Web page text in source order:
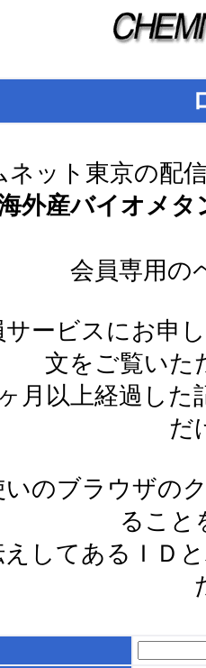
ネット東京の配
外産バイオメタ
会員専用の
サービスにお申
文をご覧いた
ヶ月以上経過し
だ
いのブラウザの
ること
えしてあるＩＤ